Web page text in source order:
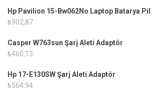
Hp Pavilion 15-Bw062No Laptop Batarya Pil
₺902,87
Casper W763sun Şarj Aleti Adaptör
₺460,13
Hp 17-E130SW Şarj Aleti Adaptör
₺564,94